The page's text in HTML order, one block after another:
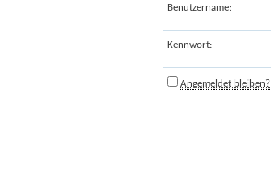
Benutzername:
Kennwort:
Angemeldet bleiben?